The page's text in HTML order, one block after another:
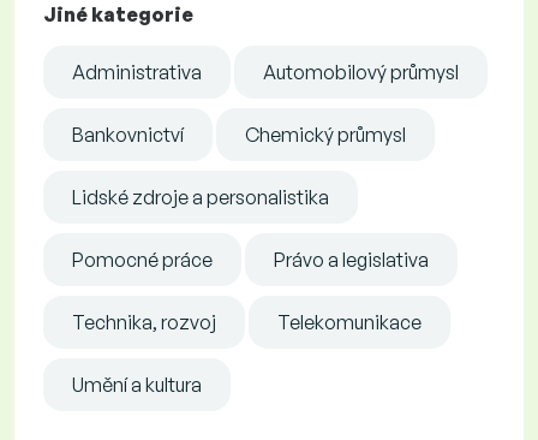
Jiné kategorie
Administrativa Automobilový průmysl
Bankovnictví Chemický průmysl
Lidské zdroje a personalistika
Pomocné práce Právo a legislativa
Technika, rozvoj Telekomunikace
Umění a kultura